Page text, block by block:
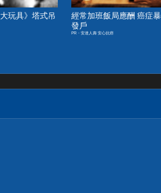
玩具》塔式吊
經常加班飯局應酬 癌症暴
發戶
PR・安達人壽 安心抗癌